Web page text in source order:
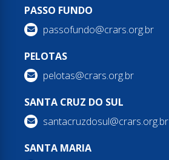
PASSO FUNDO
passofundo@crars.org.br
PELOTAS
pelotas@crars.org.br
SANTA CRUZ DO SUL
santacruzdosul@crars.org.br
SANTA MARIA